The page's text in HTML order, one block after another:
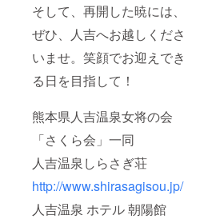
そして、再開した暁には、
ぜひ、人吉へお越しくださ
いませ。笑顔でお迎えでき
る日を目指して！
熊本県人吉温泉女将の会
「さくら会」一同
人吉温泉しらさぎ荘
http://www.shirasagisou.jp/
人吉温泉 ホテル 朝陽館